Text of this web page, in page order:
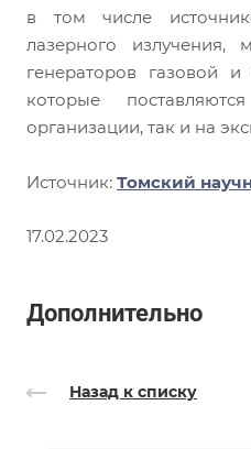
в том числе
лазерного излучения,
генераторов газовой
которые
организации, так и на
Источник: Томский
17.02.2023
Дополнительно
Назад к списку